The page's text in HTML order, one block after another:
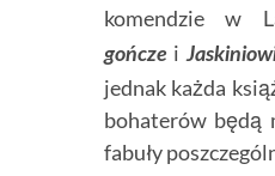
komendzie w
gończe i
jednak każda
bohaterów będą
fabuły